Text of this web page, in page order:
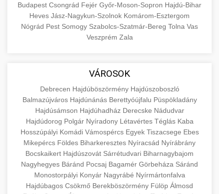
Legjobb Modellek Megtekintése
szolgáltatások webhelye autoritásának és
keresőmotoros rangsorolásának növeléséhez.
Csak fehér kalapú technikák.
minőségi backlink szolgáltatás
📦 5. Termékek és
Szolgáltatások
+
közgazdaságtanban és az üzleti életben.
kategóriákat.
en.wikipedia.org gazdasági koncepciók
Információk az EU finanszírozási
lehetőségeiről, pályázatokról és pénzügyi
támogatási programokról. Maradjon tájékozott
a vállalkozások és projektek számára elérhető
forrásokról.
kozter.com - EU-s pénzek
EU pályázati programok
🚀 7. SEO Ügynökség +
Szakértő keresőmotor-optimalizálási
szolgáltatások webhelye láthatóságának és
organikus forgalmának javításához. Technikai
SEO, tartalom optimalizálás és még sok más.
onlinemarketing101.biz
💎 8. Mellplasztika +
Professzionális mellnagyobbítási szolgáltatások
tapasztalt sebészekkel. Tudjon meg többet az
eljárásokról, a gyógyulásról és a konzultációs
✨ 9. Hasplasztika +
Budapest Csongrád Fejér Győr-Moson-Sopron Hajdú-Bihar
Heves Jász-Nagykun-Szolnok Komárom-Esztergom
Nógrád Pest Somogy Szabolcs-Szatmár-Bereg Tolna Vas
Veszprém Zala
VÁROSOK
Debrecen Hajdúböszörmény Hajdúszoboszló
Balmazújváros Hajdúnánás Berettyóújfalu Püspökladány
Hajdúsámson Hajdúhadház Derecske Nádudvar
Hajdúdorog Polgár Nyíradony Létavértes Téglás Kaba
Hosszúpályi Komádi Vámospércs Egyek Tiszacsege Ebes
Mikepércs Földes Biharkeresztes Nyíracsád Nyírábrány
Bocskaikert Hajdúszovát Sárrétudvari Biharnagybajom
Nagyhegyes Báránd Pocsaj Bagamér Görbeháza Sáránd
Monostorpályi Konyár Nagyrábé Nyírmártonfalva
Hajdúbagos Csökmő Berekböszörmény Fülöp Álmosd